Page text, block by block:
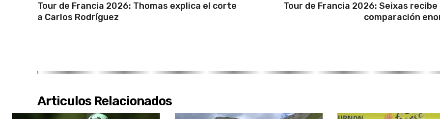
Tour de Francia 2026: Thomas explica el corte
a Carlos Rodríguez
Tour de Francia 2026: Seixas recibe
comparación
Articulos Relacionados